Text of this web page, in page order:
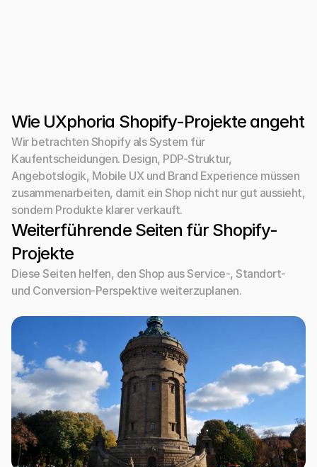
Wie UXphoria Shopify-Projekte angeht
Wir betrachten Shopify als System für
Kaufentscheidungen. Design, PDP-Struktur,
Angebotslogik, Mobile UX und Brand Experience müssen
zusammenarbeiten, damit ein Shop nicht nur gut aussieht,
sondern Produkte klarer verkauft.
Weiterführende Seiten für Shopify-
Projekte
Diese Seiten helfen, den Shop aus Service-, Standort-
und Conversion-Perspektive weiterzuplanen.